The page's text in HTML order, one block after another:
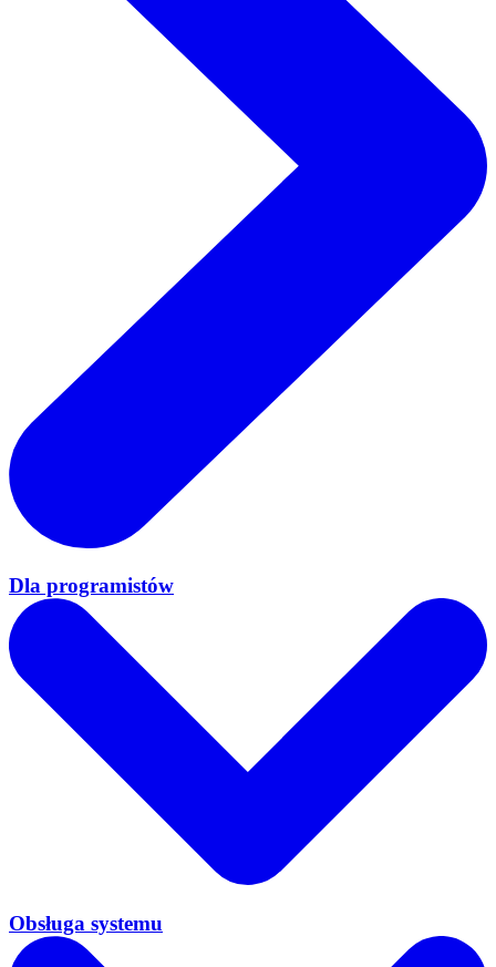
Dla programistów
Obsługa systemu